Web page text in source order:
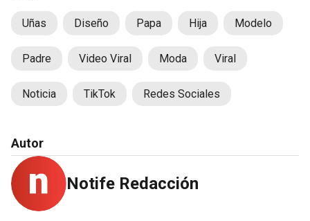
Uñas Diseño Papa Hija Modelo
Padre Video Viral Moda Viral
Noticia TikTok Redes Sociales
Autor
Notife Redacción